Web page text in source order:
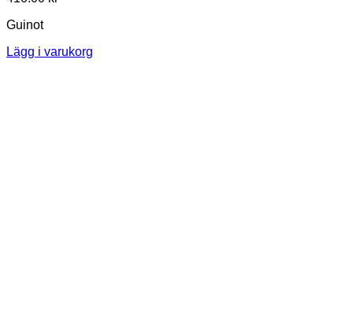
Guinot
Lägg i varukorg